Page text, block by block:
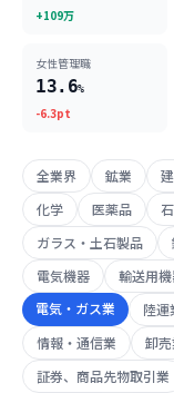
+109万
女性管理職
13.6%
-6.3pt
全業界 鉱業
化学
医薬品
ガラス・土石製品
電気機器
輸送用
電気・ガス業
陸運
情報・通信業
卸
証券、商品先物取引業